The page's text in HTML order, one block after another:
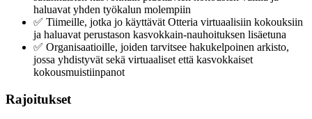
haluavat yhden työkalun molempiin
✅ Tiimeille, jotka jo käyttävät Otteria virtuaalisiin kokouksiin
ja haluavat perustason kasvokkain-nauhoituksen lisäetuna
✅ Organisaatioille, joiden tarvitsee hakukelpoinen arkisto,
jossa yhdistyvät sekä virtuaaliset että kasvokkaiset
kokousmuistiinpanot
Rajoitukset